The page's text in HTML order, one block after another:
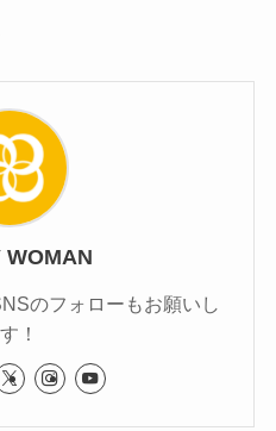
WOMAN
のフォローもお願いし
！